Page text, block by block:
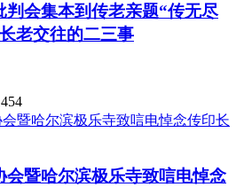
判会集本到传老亲题“传无尽
老交往的二三事
会暨哈尔滨极乐寺致唁电悼念